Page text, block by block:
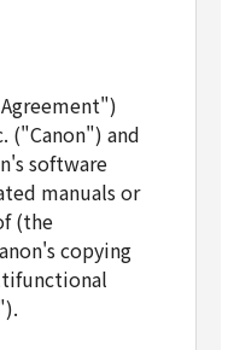
("Canon") and
software
manuals or
(the
copying